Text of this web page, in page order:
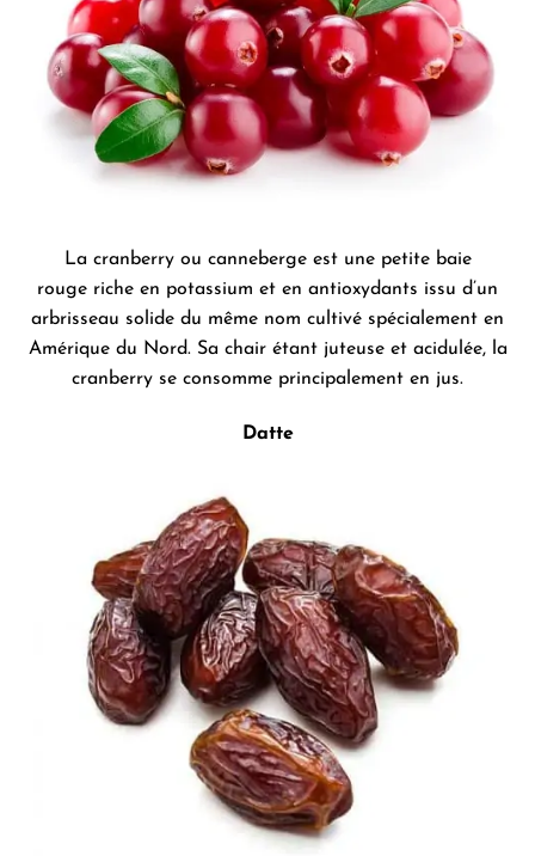
La cranberry ou canneberge est une petite baie
rouge riche en potassium et en antioxydants issu d’un
arbrisseau solide du même nom cultivé spécialement en
Amérique du Nord. Sa chair étant juteuse et acidulée, la
cranberry se consomme principalement en jus.
Datte